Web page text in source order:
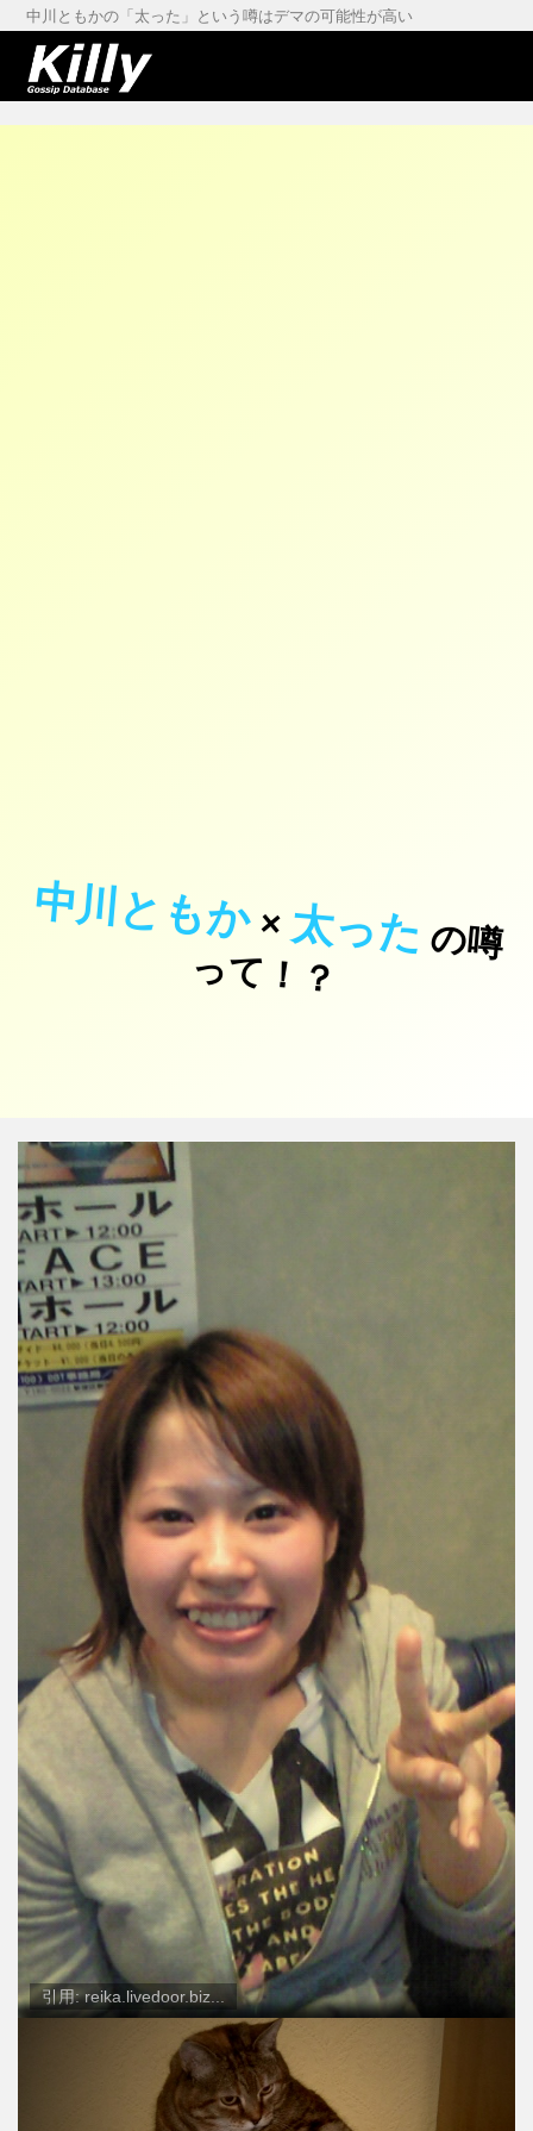
中川ともかの「太った」という噂はデマの可能性が高い
中川ともか×太った の
噂
っ
て
！
？
引用: reika.livedoor.biz...